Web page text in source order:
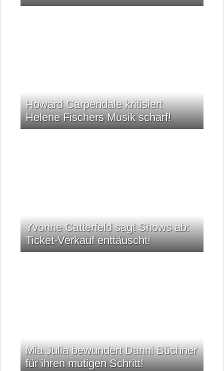
Howard Carpendale kritisiert
Helene Fischers Musik scharf!
Yvonne Catterfeld sagt Shows ab:
Ticket-Verkauf enttäuscht!
Mia Julia bewundert Danni Büchner
für ihren mutigen Schritt!